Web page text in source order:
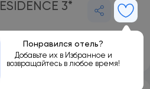
3*
Понравился отель?
Добавьте их в Избранное и
возвращайтесь в любое время!